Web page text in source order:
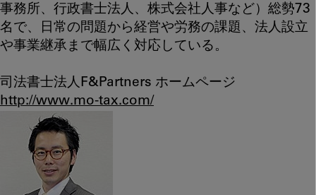
事務所、行政書士法人、株式会社人事など）総勢73
名で、日常の問題から経営や労務の課題、法人設立
や事業継承まで幅広く対応している。
司法書士法人F&Partners ホームページ
http://www.mo-tax.com/